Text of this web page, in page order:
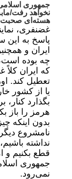
جمهوری
نخواهد رفت/
هسته‌ای صحبت
غضنفری،
پاسخ به این
ایران و
چه بوده
که ایران کلاً
یا از کشور
بگذارد کنار،
هرمز را باز
بدون اینکه
نامشروع
نداشته
قطع بکنیم و
جمهوری
نمی‌رود.